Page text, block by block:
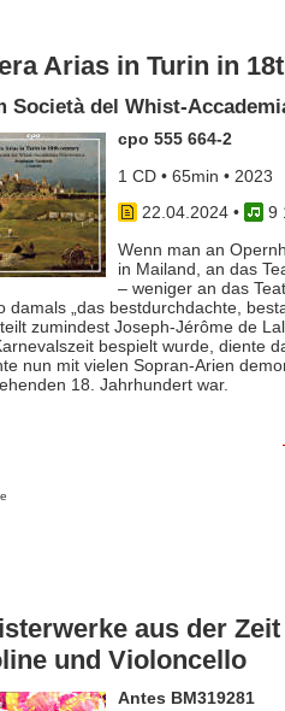
Arias in Turin in
Società del Whist-
cpo 555 664-2
1 CD • 65min • 2023
22.04.2024•
9
Wenn man an
in Mailand, an das
– weniger an das
damals „das bestdurchdachte,
zumindest Joseph-Jérôme de
bespielt wurde, diente
nun mit vielen Sopran-Arien
18. Jahrhundert war.
aus der
und Violoncello
Antes BM319281